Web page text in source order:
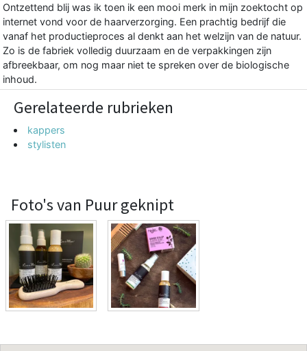
Ontzettend blij was ik toen ik een mooi merk in mijn zoektocht op
internet vond voor de haarverzorging. Een prachtig bedrijf die
vanaf het productieproces al denkt aan het welzijn van de natuur.
Zo is de fabriek volledig duurzaam en de verpakkingen zijn
afbreekbaar, om nog maar niet te spreken over de biologische
inhoud.
Gerelateerde rubrieken
kappers
stylisten
Foto's van Puur geknipt